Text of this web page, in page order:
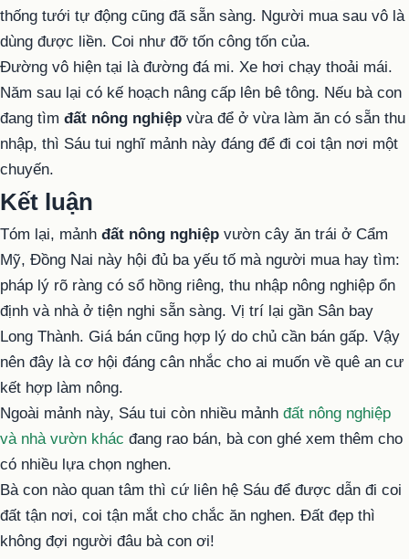
thống tưới tự động cũng đã sẵn sàng. Người mua sau vô là
dùng được liền. Coi như đỡ tốn công tốn của.
Đường vô hiện tại là đường đá mi. Xe hơi chạy thoải mái.
Năm sau lại có kế hoạch nâng cấp lên bê tông. Nếu bà con
đang tìm đất nông nghiệp vừa để ở vừa làm ăn có sẵn thu
nhập, thì Sáu tui nghĩ mảnh này đáng để đi coi tận nơi một
chuyến.
Kết luận
Tóm lại, mảnh đất nông nghiệp vườn cây ăn trái ở Cẩm
Mỹ, Đồng Nai này hội đủ ba yếu tố mà người mua hay tìm:
pháp lý rõ ràng có sổ hồng riêng, thu nhập nông nghiệp ổn
định và nhà ở tiện nghi sẵn sàng. Vị trí lại gần Sân bay
Long Thành. Giá bán cũng hợp lý do chủ cần bán gấp. Vậy
nên đây là cơ hội đáng cân nhắc cho ai muốn về quê an cư
kết hợp làm nông.
Ngoài mảnh này, Sáu tui còn nhiều mảnh đất nông nghiệp
và nhà vườn khác đang rao bán, bà con ghé xem thêm cho
có nhiều lựa chọn nghen.
Bà con nào quan tâm thì cứ liên hệ Sáu để được dẫn đi coi
đất tận nơi, coi tận mắt cho chắc ăn nghen. Đất đẹp thì
không đợi người đâu bà con ơi!